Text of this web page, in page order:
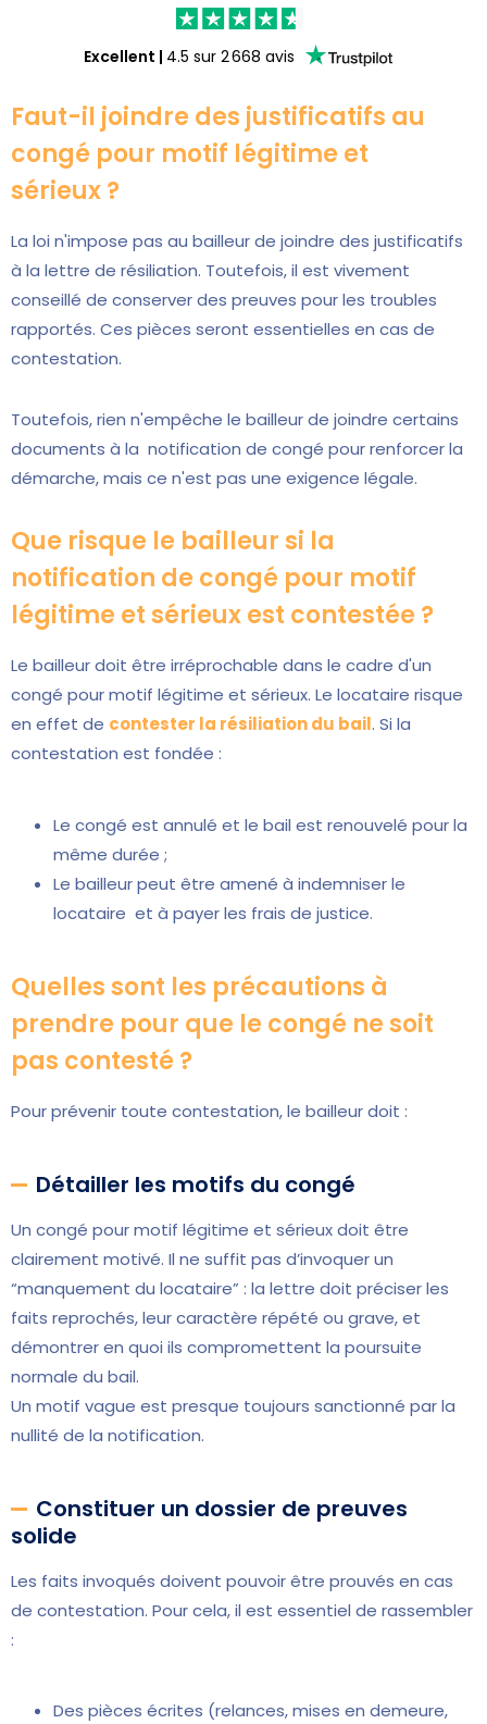
Excellent | 4.5 sur 2 668 avis
Faut-il joindre des justificatifs au
congé pour motif légitime et
sérieux ?
La loi n'impose pas au bailleur de joindre des justificatifs
à la lettre de résiliation. Toutefois, il est vivement
conseillé de conserver des preuves pour les troubles
rapportés. Ces pièces seront essentielles en cas de
contestation.
Toutefois, rien n'empêche le bailleur de joindre certains
documents à la notification de congé pour renforcer la
démarche, mais ce n'est pas une exigence légale.
Que risque le bailleur si la
notification de congé pour motif
légitime et sérieux est contestée ?
Le bailleur doit être irréprochable dans le cadre d'un
congé pour motif légitime et sérieux. Le locataire risque
en effet de contester la résiliation du bail. Si la
contestation est fondée :
Le congé est annulé et le bail est renouvelé pour la
même durée ;
Le bailleur peut être amené à indemniser le
locataire et à payer les frais de justice.
Quelles sont les précautions à
prendre pour que le congé ne soit
pas contesté ?
Pour prévenir toute contestation, le bailleur doit :
Détailler les motifs du congé
Un congé pour motif légitime et sérieux doit être
clairement motivé. Il ne suffit pas d’invoquer un
“manquement du locataire” : la lettre doit préciser les
faits reprochés, leur caractère répété ou grave, et
démontrer en quoi ils compromettent la poursuite
normale du bail.
Un motif vague est presque toujours sanctionné par la
nullité de la notification.
Constituer un dossier de preuves
solide
Les faits invoqués doivent pouvoir être prouvés en cas
de contestation. Pour cela, il est essentiel de rassembler
:
Des pièces écrites (relances, mises en demeure,